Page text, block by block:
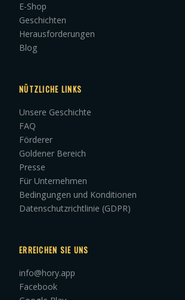
E-Shop
Geschichten
Herausforderungen
Blog
NÜTZLICHE LINKS
Unsere Geschichte
FAQ
Förderer
Goldener Bereich
Presse
Für Unternehmen
Bedingungen und Konditionen
Datenschutzrichtlinie (GDPR)
ERREICHEN SIE UNS
info@hory.app
Facebook